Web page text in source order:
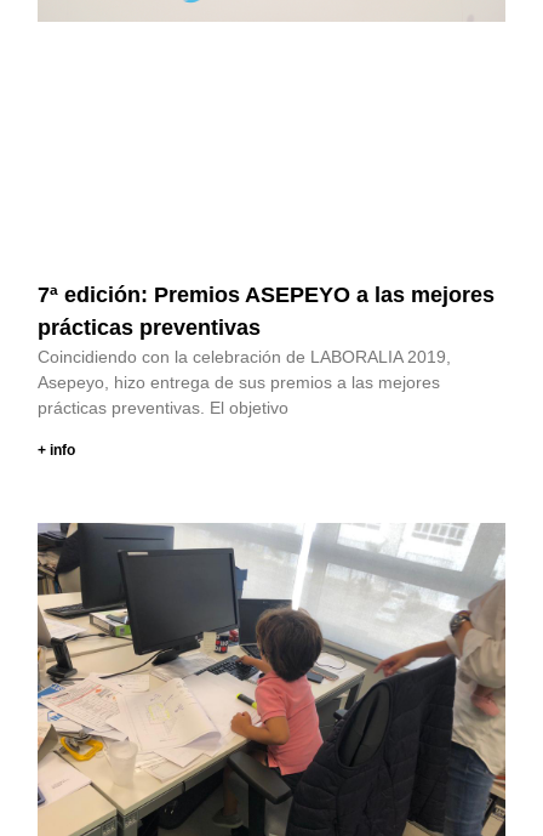
7ª edición: Premios ASEPEYO a las mejores
prácticas preventivas
Coincidiendo con la celebración de LABORALIA 2019,
Asepeyo, hizo entrega de sus premios a las mejores
prácticas preventivas. El objetivo
+ info